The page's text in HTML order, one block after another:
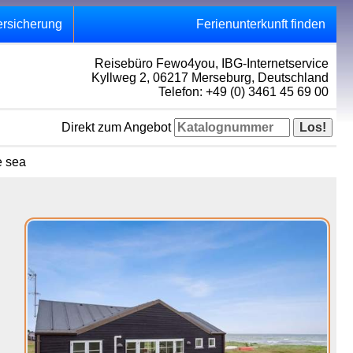
Ferienunterkunft finden
Reisebüro Fewo4you, IBG-Internetservice
Kyllweg 2, 06217 Merseburg, Deutschland
Telefon: +49 (0) 3461 45 69 00
Direkt zum Angebot
sea